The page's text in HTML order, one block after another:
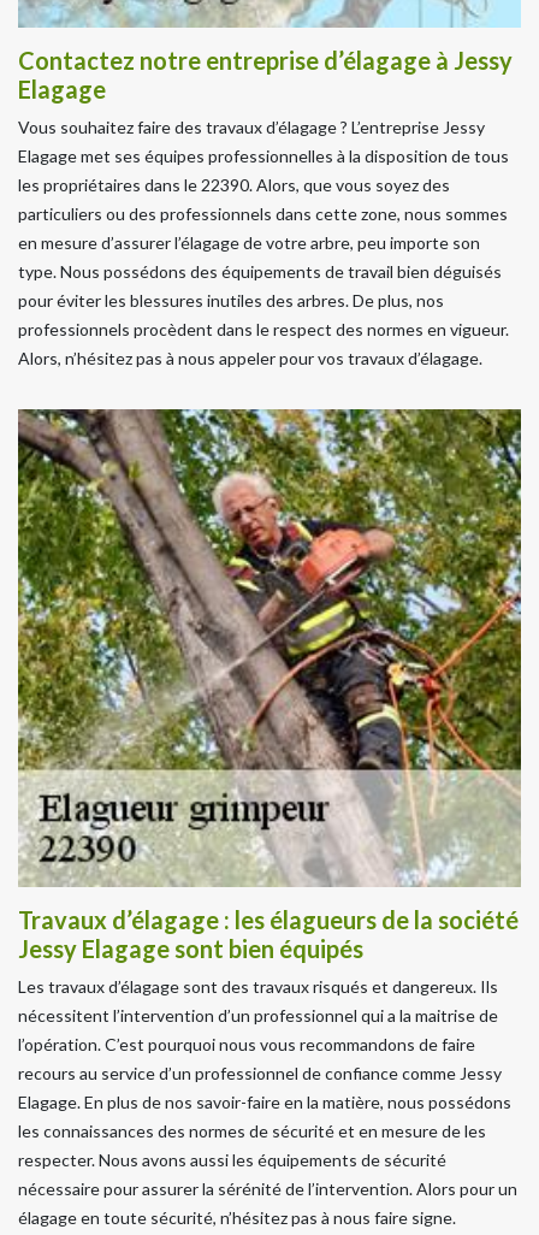
Contactez notre entreprise d’élagage à Jessy
Elagage
Vous souhaitez faire des travaux d’élagage ? L’entreprise Jessy
Elagage met ses équipes professionnelles à la disposition de tous
les propriétaires dans le 22390. Alors, que vous soyez des
particuliers ou des professionnels dans cette zone, nous sommes
en mesure d’assurer l’élagage de votre arbre, peu importe son
type. Nous possédons des équipements de travail bien déguisés
pour éviter les blessures inutiles des arbres. De plus, nos
professionnels procèdent dans le respect des normes en vigueur.
Alors, n’hésitez pas à nous appeler pour vos travaux d’élagage.
Travaux d’élagage : les élagueurs de la société
Jessy Elagage sont bien équipés
Les travaux d’élagage sont des travaux risqués et dangereux. Ils
nécessitent l’intervention d’un professionnel qui a la maitrise de
l’opération. C’est pourquoi nous vous recommandons de faire
recours au service d’un professionnel de confiance comme Jessy
Elagage. En plus de nos savoir-faire en la matière, nous possédons
les connaissances des normes de sécurité et en mesure de les
respecter. Nous avons aussi les équipements de sécurité
nécessaire pour assurer la sérénité de l’intervention. Alors pour un
élagage en toute sécurité, n’hésitez pas à nous faire signe.